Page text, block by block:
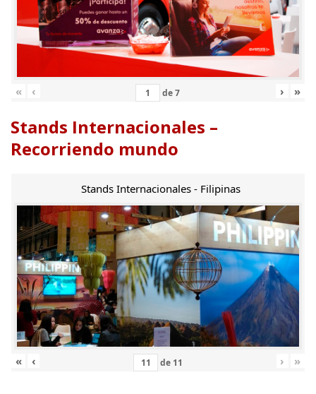
« ‹ de7 › »
Stands Internacionales –
Recorriendo mundo
Stands Internacionales - Filipinas
« ‹ de 11 › »